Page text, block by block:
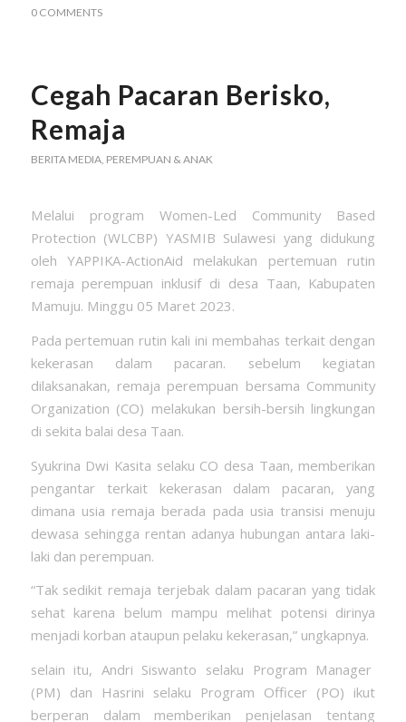
0 COMMENTS
Cegah Pacaran Berisko,
Remaja
BERITA MEDIA, PEREMPUAN & ANAK
Melalui program Women-Led Community Based
Protection (WLCBP) YASMIB Sulawesi yang didukung
oleh YAPPIKA-ActionAid melakukan pertemuan rutin
remaja perempuan inklusif di desa Taan, Kabupaten
Mamuju. Minggu 05 Maret 2023.
Pada pertemuan rutin kali ini membahas terkait dengan
kekerasan dalam pacaran. sebelum kegiatan
dilaksanakan, remaja perempuan bersama Community
Organization (CO) melakukan bersih-bersih lingkungan
di sekita balai desa Taan.
Syukrina Dwi Kasita selaku CO desa Taan, memberikan
pengantar terkait kekerasan dalam pacaran, yang
dimana usia remaja berada pada usia transisi menuju
dewasa sehingga rentan adanya hubungan antara laki-
laki dan perempuan.
“Tak sedikit remaja terjebak dalam pacaran yang tidak
sehat karena belum mampu melihat potensi dirinya
menjadi korban ataupun pelaku kekerasan,” ungkapnya.
selain itu, Andri Siswanto selaku Program Manager
(PM) dan Hasrini selaku Program Officer (PO) ikut
berperan dalam memberikan penjelasan tentang